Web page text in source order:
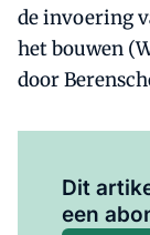
de invoering
het bouwen
door
Dit
een